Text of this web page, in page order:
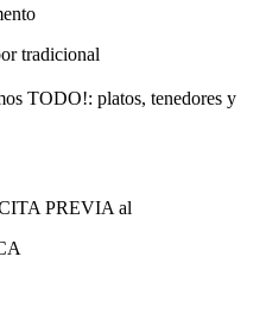
tradicional
TODO!: platos, tenedores y
PREVIA al